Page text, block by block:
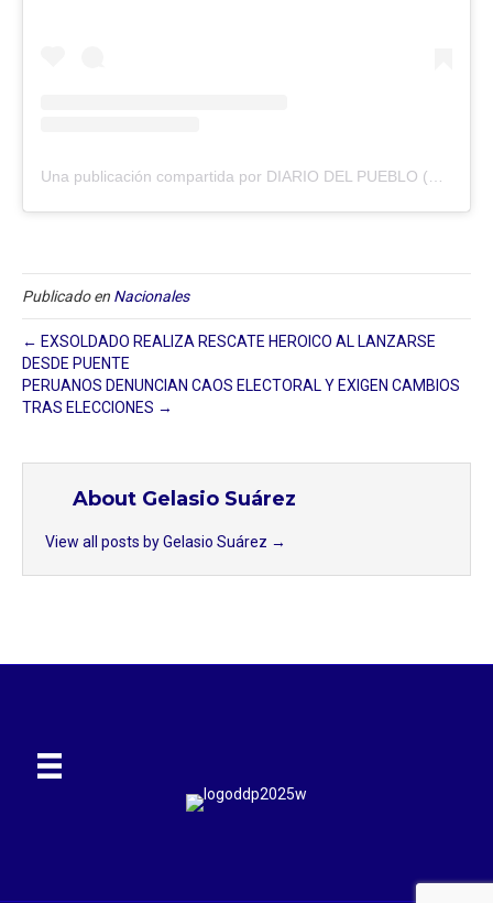
Una publicación compartida por DIARIO DEL PUEBLO (@diariodlpueblo)
Publicado en Nacionales
← EXSOLDADO REALIZA RESCATE HEROICO AL LANZARSE
DESDE PUENTE
PERUANOS DENUNCIAN CAOS ELECTORAL Y EXIGEN CAMBIOS
TRAS ELECCIONES →
About Gelasio Suárez
View all posts by Gelasio Suárez →